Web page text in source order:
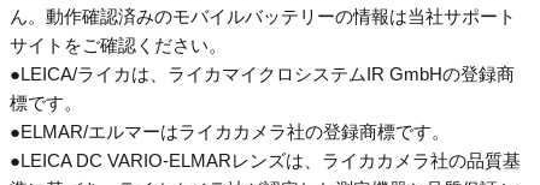
ん。動作確認済みのモバイルバッテリーの情報は当社サポート
サイトをご確認ください。
●LEICA/ライカは、ライカマイクロシステムIR GmbHの登録商
標です。
●ELMAR/エルマーはライカカメラ社の登録商標です。
●LEICA DC VARIO-ELMARレンズは、ライカカメラ社の品質基